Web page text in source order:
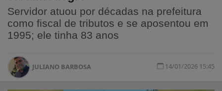
Servidor atuou por décadas na prefeitura
como fiscal de tributos e se aposentou em
1995; ele tinha 83 anos
JULIANO BARBOSA 14/01/2026 15:45